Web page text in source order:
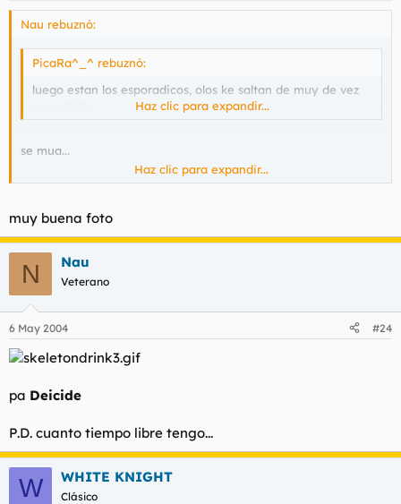
Nau rebuznó:
PicaRa^_^ rebuznó:
luego estan los esporadicos, olos ke saltan de muy de vez
Haz clic para expandir...
se mua...
hooop!!
Haz clic para expandir...
muy buena foto
N Nau
Veterano
6 May 2004 #24
pa Deicide
P.D. cuanto tiempo libre tengo...
W WHITE KNIGHT
Clásico